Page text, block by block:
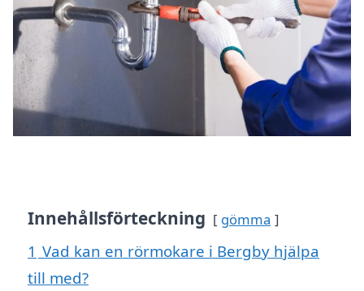
Innehållsförteckning gömma
1 Vad kan en rörmokare i Bergby hjälpa
till med?